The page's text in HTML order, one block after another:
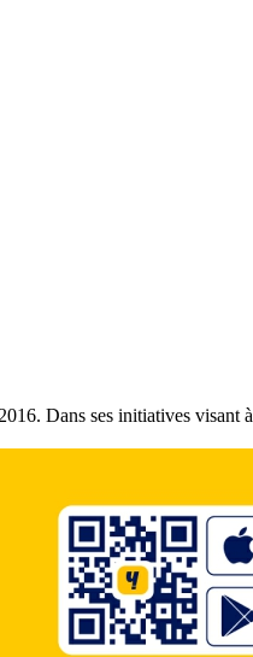
Dans ses initiatives visant